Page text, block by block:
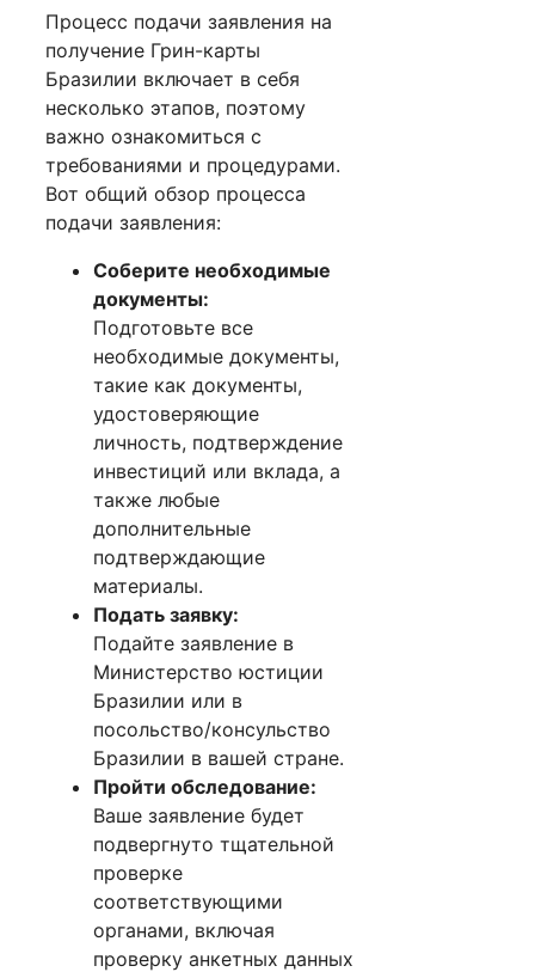
Процесс подачи заявления на
получение Грин-карты
Бразилии включает в себя
несколько этапов, поэтому
важно ознакомиться с
требованиями и процедурами.
Вот общий обзор процесса
подачи заявления:
Соберите необходимые
документы:
Подготовьте все
необходимые документы,
такие как документы,
удостоверяющие
личность, подтверждение
инвестиций или вклада, а
также любые
дополнительные
подтверждающие
материалы.
Подать заявку:
Подайте заявление в
Министерство юстиции
Бразилии или в
посольство/консульство
Бразилии в вашей стране.
Пройти обследование:
Ваше заявление будет
подвергнуто тщательной
проверке
соответствующими
органами, включая
проверку анкетных данных